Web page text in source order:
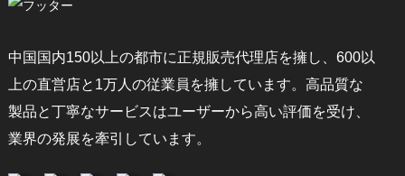
中国国内150以上の都市に正規販売代理店を擁し、600以
上の直営店と1万人の従業員を擁しています。高品質な
製品と丁寧なサービスはユーザーから高い評価を受け、
業界の発展を牽引しています。